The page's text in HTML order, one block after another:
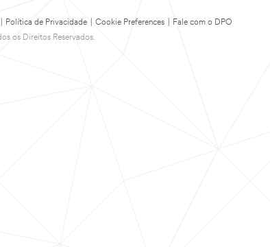
Política de Privacidade Cookie Preferences
Fale com o DPO
os Direitos Reservados.